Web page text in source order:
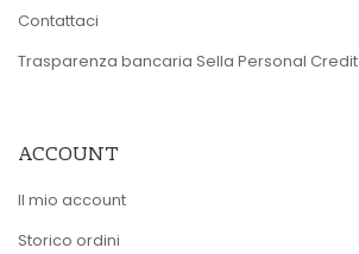
Contattaci
Trasparenza bancaria Sella Personal Credit
ACCOUNT
Il mio account
Storico ordini